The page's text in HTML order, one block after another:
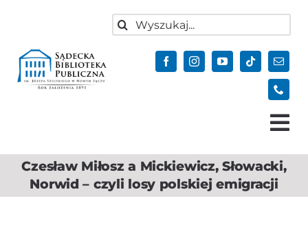
Szukaj
Aktualności
Oferta
Czesław Miłosz a Mickiewicz, Słowacki,
Norwid – czyli losy polskiej emigracji